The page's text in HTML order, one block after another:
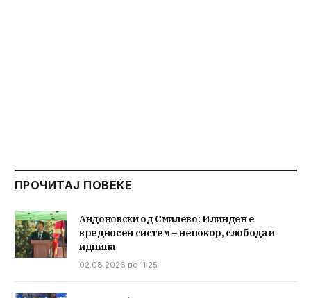
ПРОЧИТАЈ ПОВЕЌЕ
Андоновски од Смилево: Илинден е
вредносен систем – непокор, слобода и
иднина
02.08.2026 во 11:25